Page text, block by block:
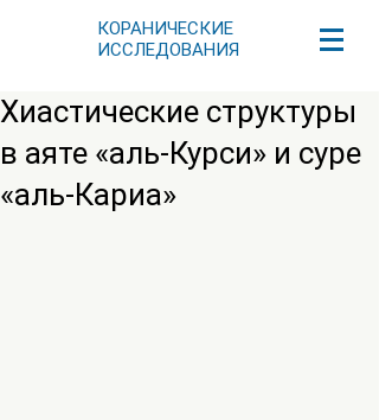
КОРАНИЧЕСКИЕ
ИССЛЕДОВАНИЯ
Хиастические структуры
в аяте «аль-Курси» и суре
«аль-Кариа»